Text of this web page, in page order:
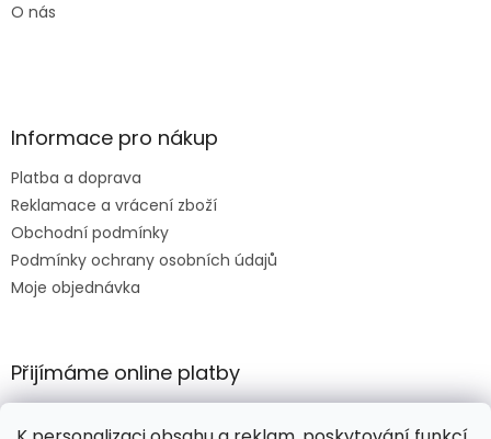
O nás
Informace pro nákup
Platba a doprava
Reklamace a vrácení zboží
Obchodní podmínky
Podmínky ochrany osobních údajů
Moje objednávka
Přijímáme online platby